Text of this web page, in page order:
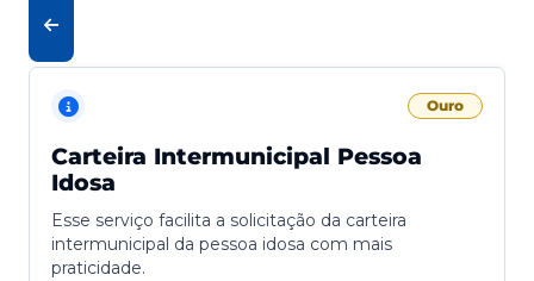
Ouro
Carteira Intermunicipal Pessoa
Idosa
Esse serviço facilita a solicitação da carteira
intermunicipal da pessoa idosa com mais
praticidade.